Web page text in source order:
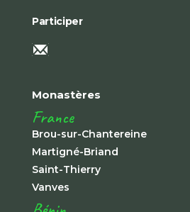
Participer
Monastères
France
Brou-sur-Chantereine
Martigné-Briand
Saint-Thierry
Vanves